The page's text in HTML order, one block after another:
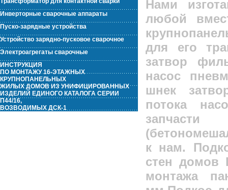
Инверторные сварочные аппараты
Пуско-зарядные устройства
Устройство зарядно-пусковое сварочное
Электроагрегаты сварочные
ИНСТРУКЦИЯ
ПО МОНТАЖУ 16-ЭТАЖНЫХ
КРУПНОПАНЕЛЬНЫХ
ЖИЛЫХ ДОМОВ ИЗ УНИФИЦИРОВАННЫХ
ИЗДЕЛИЙ ЕДИНОГО КАТАЛОГА СЕРИИ
П44/16,
ВОЗВОДИМЫХ ДСК-1
Нами
любой
для его
затвор
насос
шнек
потока
к нам.
стен домов
монтажа